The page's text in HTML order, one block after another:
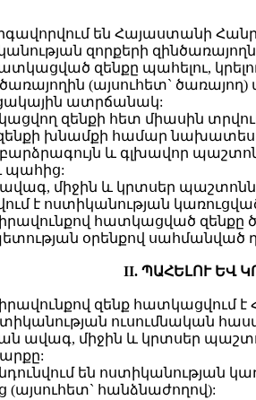
են Հայաստանի
զորքերի
զենքը պահելու,
(այսուհետ`
ատրճանակ:
զենքի հետ միասին
խնամքի համար
և գլխավոր
պահից:
միջին և կրտսեր
է ոստիկանության
իրավունքով հատկացված
օրենքով սահմանված
II. ՊԱՀԵԼՈՒ ԵՎ
իրավունքով զենք
ուսումնական
ավագ, միջին և կրտսեր
են
(այսուհետ` հանձնաժողով):